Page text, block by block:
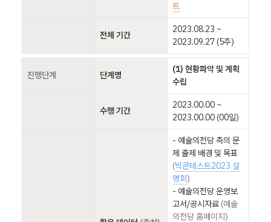
트
전체 기간
2023.08.23 ~
2023.09.27 (5주)
진행단계 단계명
(1) 현황파악 및 계획
수립
수행 기간
2023.00.00 ~
2023.00.00 (00일)
- 예술의전당 측의 문
제 출제 배경 및 목표
(빅콘테스트2023 설
명회)
- 예술의전당 운영보
고서/공시자료 (예술
의전당 홈페이지)